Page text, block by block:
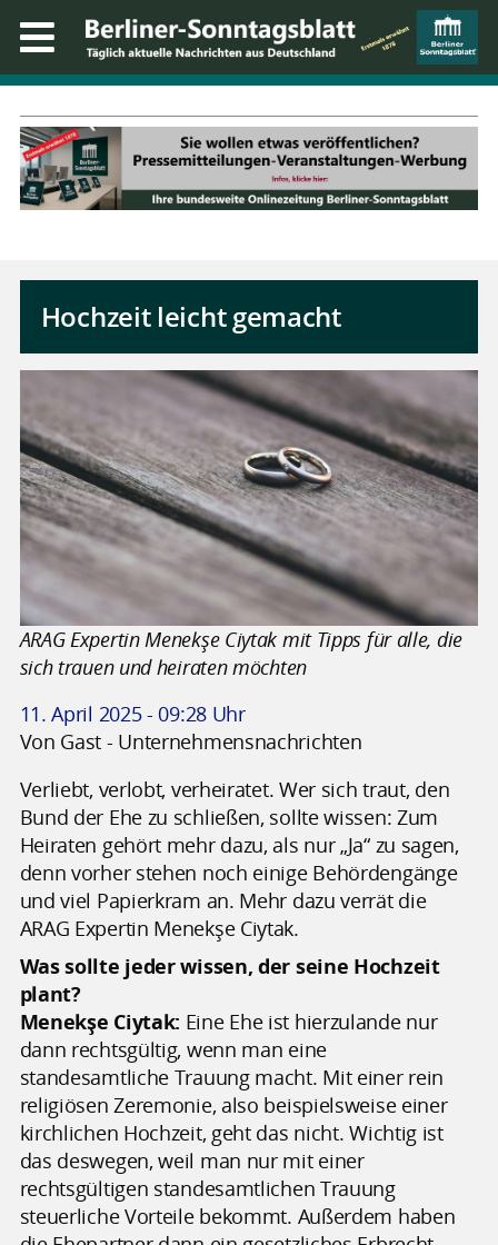
Hochzeit leicht gemacht
ARAG Expertin Menekşe Ciytak mit Tipps für alle, die
sich trauen und heiraten möchten
11. April 2025 - 09:28 Uhr
Von Gast - Unternehmensnachrichten
Verliebt, verlobt, verheiratet. Wer sich traut, den
Bund der Ehe zu schließen, sollte wissen: Zum
Heiraten gehört mehr dazu, als nur „Ja“ zu sagen,
denn vorher stehen noch einige Behördengänge
und viel Papierkram an. Mehr dazu verrät die
ARAG Expertin Menekşe Ciytak.
Was sollte jeder wissen, der seine Hochzeit
plant?
Menekşe Ciytak: Eine Ehe ist hierzulande nur
dann rechtsgültig, wenn man eine
standesamtliche Trauung macht. Mit einer rein
religiösen Zeremonie, also beispielsweise einer
kirchlichen Hochzeit, geht das nicht. Wichtig ist
das deswegen, weil man nur mit einer
rechtsgültigen standesamtlichen Trauung
steuerliche Vorteile bekommt. Außerdem haben